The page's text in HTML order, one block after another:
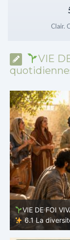
Clair.
VIE
VIE DE FOI
6.1 La